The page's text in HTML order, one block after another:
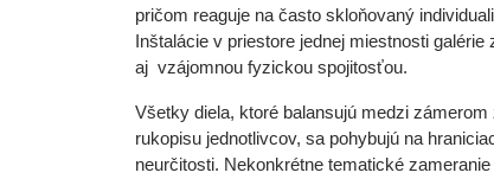
pričom reaguje na často skloňovaný
Inštalácie v priestore jednej miestnosti
aj vzájomnou fyzickou spojitosťou.
Všetky diela, ktoré balansujú medzi
rukopisu jednotlivcov, sa pohybujú na
neurčitosti. Nekonkrétne tematické